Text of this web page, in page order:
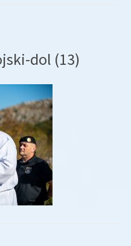
dol (13)